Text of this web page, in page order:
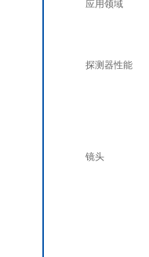
应用领域
探测器性能
镜头